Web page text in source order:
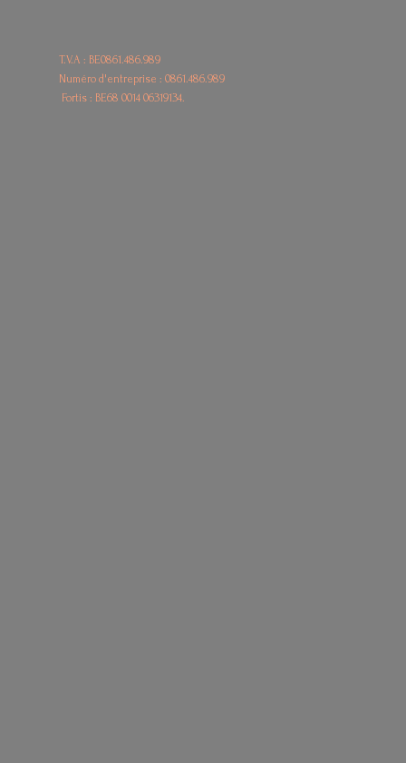
T.V.A : BE0861.486.989
Numéro d'entreprise : 0861.486.989
Fortis : BE680014 06319134.